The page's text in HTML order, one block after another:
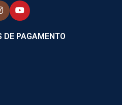
DE PAGAMENTO